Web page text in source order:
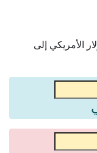
الأمريكي إلى